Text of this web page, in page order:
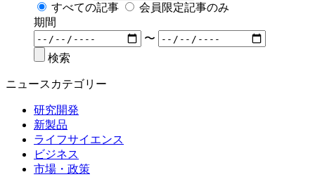
すべての記事
会員限定記事のみ
期間
〜
検索
ニュースカテゴリー
研究開発
新製品
ライフサイエンス
ビジネス
市場・政策